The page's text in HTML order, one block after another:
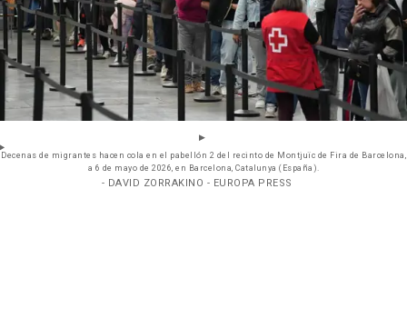
Decenas de migrantes hacen cola en el pabellón 2 del recinto de Montjuïc de Fira de Barcelona,
a 6 de mayo de 2026, en Barcelona, Catalunya (España).
- DAVID ZORRAKINO - EUROPA PRESS